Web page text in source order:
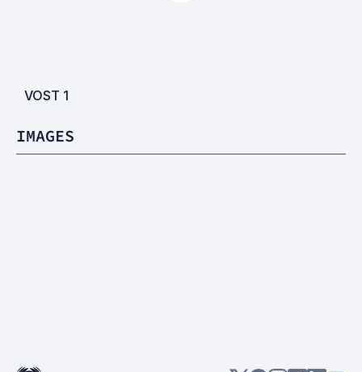
VOST 1
IMAGES